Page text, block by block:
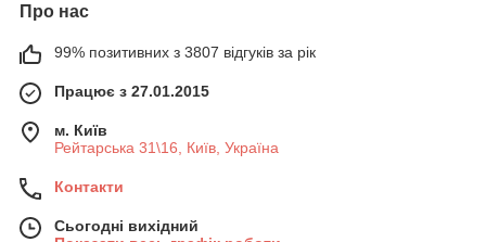
Про нас
99% позитивних з 3807 відгуків за рік
Працює з 27.01.2015
м. Київ
Рейтарська 31\16, Київ, Україна
Контакти
Сьогодні вихідний